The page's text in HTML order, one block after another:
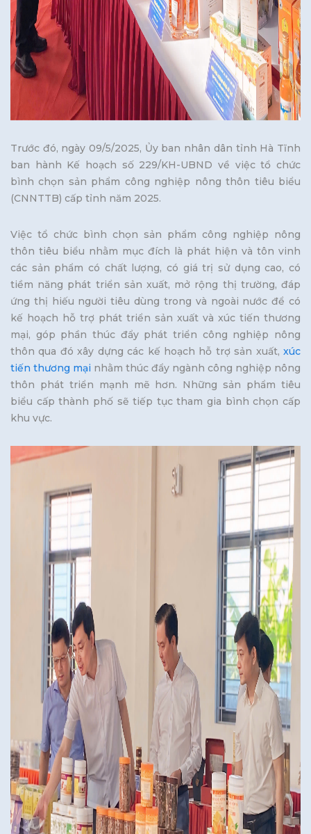
Trước đó, ngày 09/5/2025, Ủy ban nhân dân tỉnh Hà Tĩnh
ban hành Kế hoạch số 229/KH-UBND về việc tổ chức
bình chọn sản phẩm công nghiệp nông thôn tiêu biểu
(CNNTTB) cấp tỉnh năm 2025.
Việc tổ chức bình chọn sản phẩm công nghiệp nông
thôn tiêu biểu nhằm mục đích là phát hiện và tôn vinh
các sản phẩm có chất lượng, có giá trị sử dụng cao, có
tiềm năng phát triển sản xuất, mở rộng thị trường, đáp
ứng thị hiếu người tiêu dùng trong và ngoài nước để có
kế hoạch hỗ trợ phát triển sản xuất và xúc tiến thương
mại, góp phần thúc đẩy phát triển công nghiệp nông
thôn qua đó xây dựng các kế hoạch hỗ trợ sản xuất, xúc
tiến thương mại nhằm thúc đẩy ngành công nghiệp nông
thôn phát triển mạnh mẽ hơn. Những sản phẩm tiêu
biểu cấp thành phố sẽ tiếp tục tham gia bình chọn cấp
khu vực.